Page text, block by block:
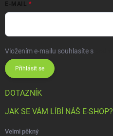
E-MAIL
Vložením e-mailu souhlasíte s
Přihlásit se
DOTAZNÍK
JAK SE VÁM LÍBÍ NÁŠ E-SHOP?
Velmi pěkný